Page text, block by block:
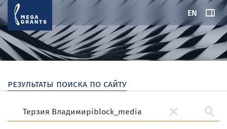
EN
результаты поиска по сайту